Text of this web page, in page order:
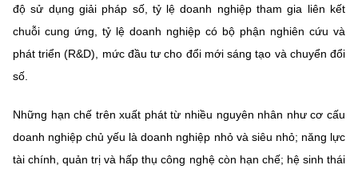
độ sử dụng giải pháp số, tỷ lệ doanh nghiệp tham gia liên kết
chuỗi cung ứng, tỷ lệ doanh nghiệp có bộ phận nghiên cứu và
phát triển (R&D), mức đầu tư cho đổi mới sáng tạo và chuyển đổi
số.
Những hạn chế trên xuất phát từ nhiều nguyên nhân như cơ cấu
doanh nghiệp chủ yếu là doanh nghiệp nhỏ và siêu nhỏ; năng lực
tài chính, quản trị và hấp thụ công nghệ còn hạn chế; hệ sinh thái